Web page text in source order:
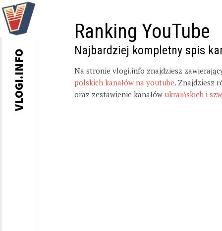
Ranking YouTube
Najbardziej kompletny spis
Na stronie vlogi.info znajdziesz
polskich kanałów na youtube. Znajdziesz
oraz zestawienie kanałów ukraińskich i
VLOGI.INFO